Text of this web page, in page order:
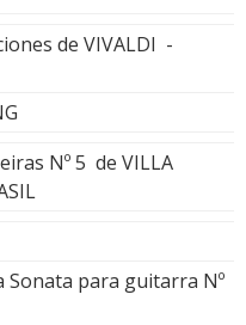
de VIVALDI -
Nº 5 de VILLA
para guitarra Nº